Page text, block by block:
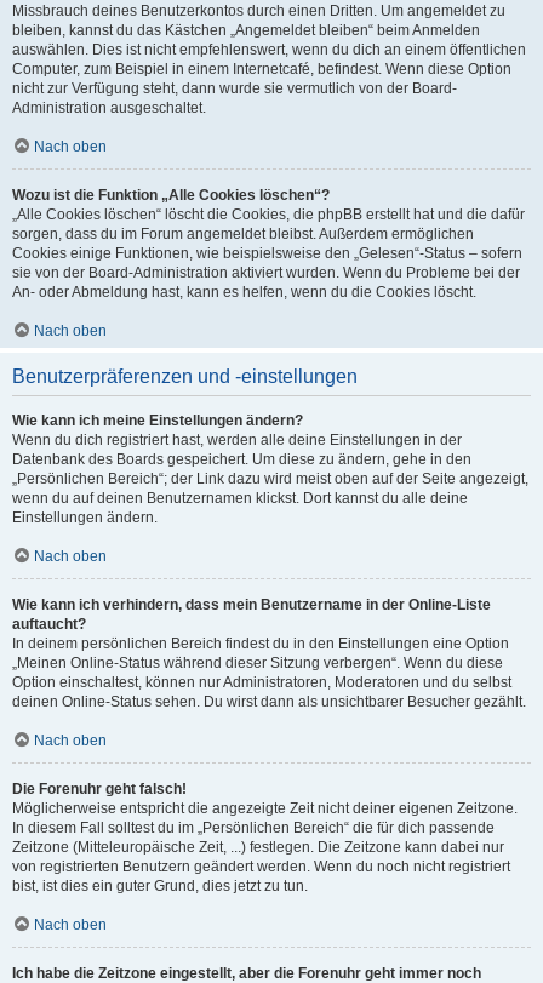
Missbrauch deines Benutzerkontos durch einen Dritten. Um angemeldet zu
bleiben, kannst du das Kästchen „Angemeldet bleiben“ beim Anmelden
auswählen. Dies ist nicht empfehlenswert, wenn du dich an einem öffentlichen
Computer, zum Beispiel in einem Internetcafé, befindest. Wenn diese Option
nicht zur Verfügung steht, dann wurde sie vermutlich von der Board-
Administration ausgeschaltet.
Nach oben
Wozu ist die Funktion „Alle Cookies löschen“?
„Alle Cookies löschen“ löscht die Cookies, die phpBB erstellt hat und die dafür
sorgen, dass du im Forum angemeldet bleibst. Außerdem ermöglichen
Cookies einige Funktionen, wie beispielsweise den „Gelesen“-Status – sofern
sie von der Board-Administration aktiviert wurden. Wenn du Probleme bei der
An- oder Abmeldung hast, kann es helfen, wenn du die Cookies löscht.
Nach oben
Benutzerpräferenzen und -einstellungen
Wie kann ich meine Einstellungen ändern?
Wenn du dich registriert hast, werden alle deine Einstellungen in der
Datenbank des Boards gespeichert. Um diese zu ändern, gehe in den
„Persönlichen Bereich“; der Link dazu wird meist oben auf der Seite angezeigt,
wenn du auf deinen Benutzernamen klickst. Dort kannst du alle deine
Einstellungen ändern.
Nach oben
Wie kann ich verhindern, dass mein Benutzername in der Online-Liste
auftaucht?
In deinem persönlichen Bereich findest du in den Einstellungen eine Option
„Meinen Online-Status während dieser Sitzung verbergen“. Wenn du diese
Option einschaltest, können nur Administratoren, Moderatoren und du selbst
deinen Online-Status sehen. Du wirst dann als unsichtbarer Besucher gezählt.
Nach oben
Die Forenuhr geht falsch!
Möglicherweise entspricht die angezeigte Zeit nicht deiner eigenen Zeitzone.
In diesem Fall solltest du im „Persönlichen Bereich“ die für dich passende
Zeitzone (Mitteleuropäische Zeit, ...) festlegen. Die Zeitzone kann dabei nur
von registrierten Benutzern geändert werden. Wenn du noch nicht registriert
bist, ist dies ein guter Grund, dies jetzt zu tun.
Nach oben
Ich habe die Zeitzone eingestellt, aber die Forenuhr geht immer noch